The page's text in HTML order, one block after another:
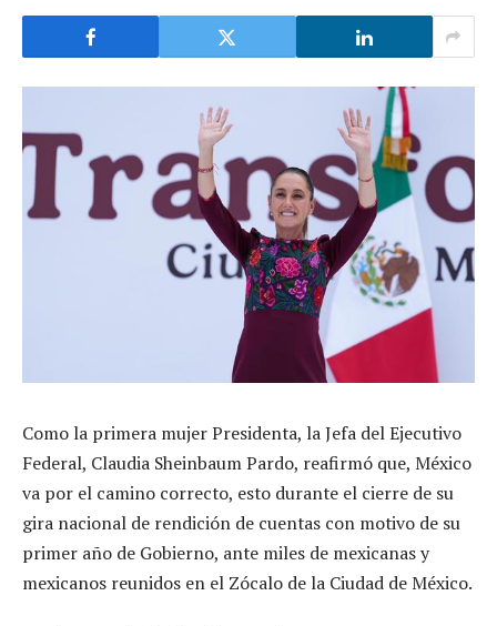
Como la primera mujer Presidenta, la Jefa del Ejecutivo
Federal, Claudia Sheinbaum Pardo, reafirmó que, México
va por el camino correcto, esto durante el cierre de su
gira nacional de rendición de cuentas con motivo de su
primer año de Gobierno, ante miles de mexicanas y
mexicanos reunidos en el Zócalo de la Ciudad de México.